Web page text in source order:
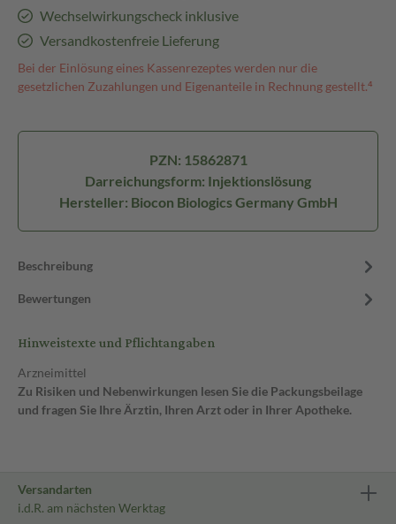
Wechselwirkungscheck inklusive
Versandkostenfreie Lieferung
Bei der Einlösung eines Kassenrezeptes werden nur die
gesetzlichen Zuzahlungen und Eigenanteile in Rechnung gestellt.⁴
PZN: 15862871
Darreichungsform: Injektionslösung
Hersteller: Biocon Biologics Germany GmbH
Beschreibung
Bewertungen
Hinweistexte und Pflichtangaben
Arzneimittel
Zu Risiken und Nebenwirkungen lesen Sie die Packungsbeilage
und fragen Sie Ihre Ärztin, Ihren Arzt oder in Ihrer Apotheke.
Versandarten
i.d.R. am nächsten Werktag